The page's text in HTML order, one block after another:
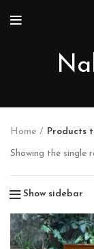
Home Products
Showing the single
Show sidebar